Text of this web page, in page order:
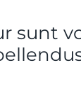
sunt